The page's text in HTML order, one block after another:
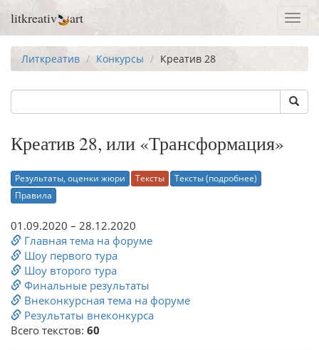
litkreativ art
Литкреатив Конкурсы Креатив 28
Креатив 28, или «Трансформация»
Результаты, оценки жюри Тексты
Тексты (подробнее)
Правила
01.09.2020 – 28.12.2020
Главная тема на форуме
Шоу первого тура
Шоу второго тура
Финальные результаты
Внеконкурсная тема на форуме
Результаты внеконкурса
Всего текстов: 60